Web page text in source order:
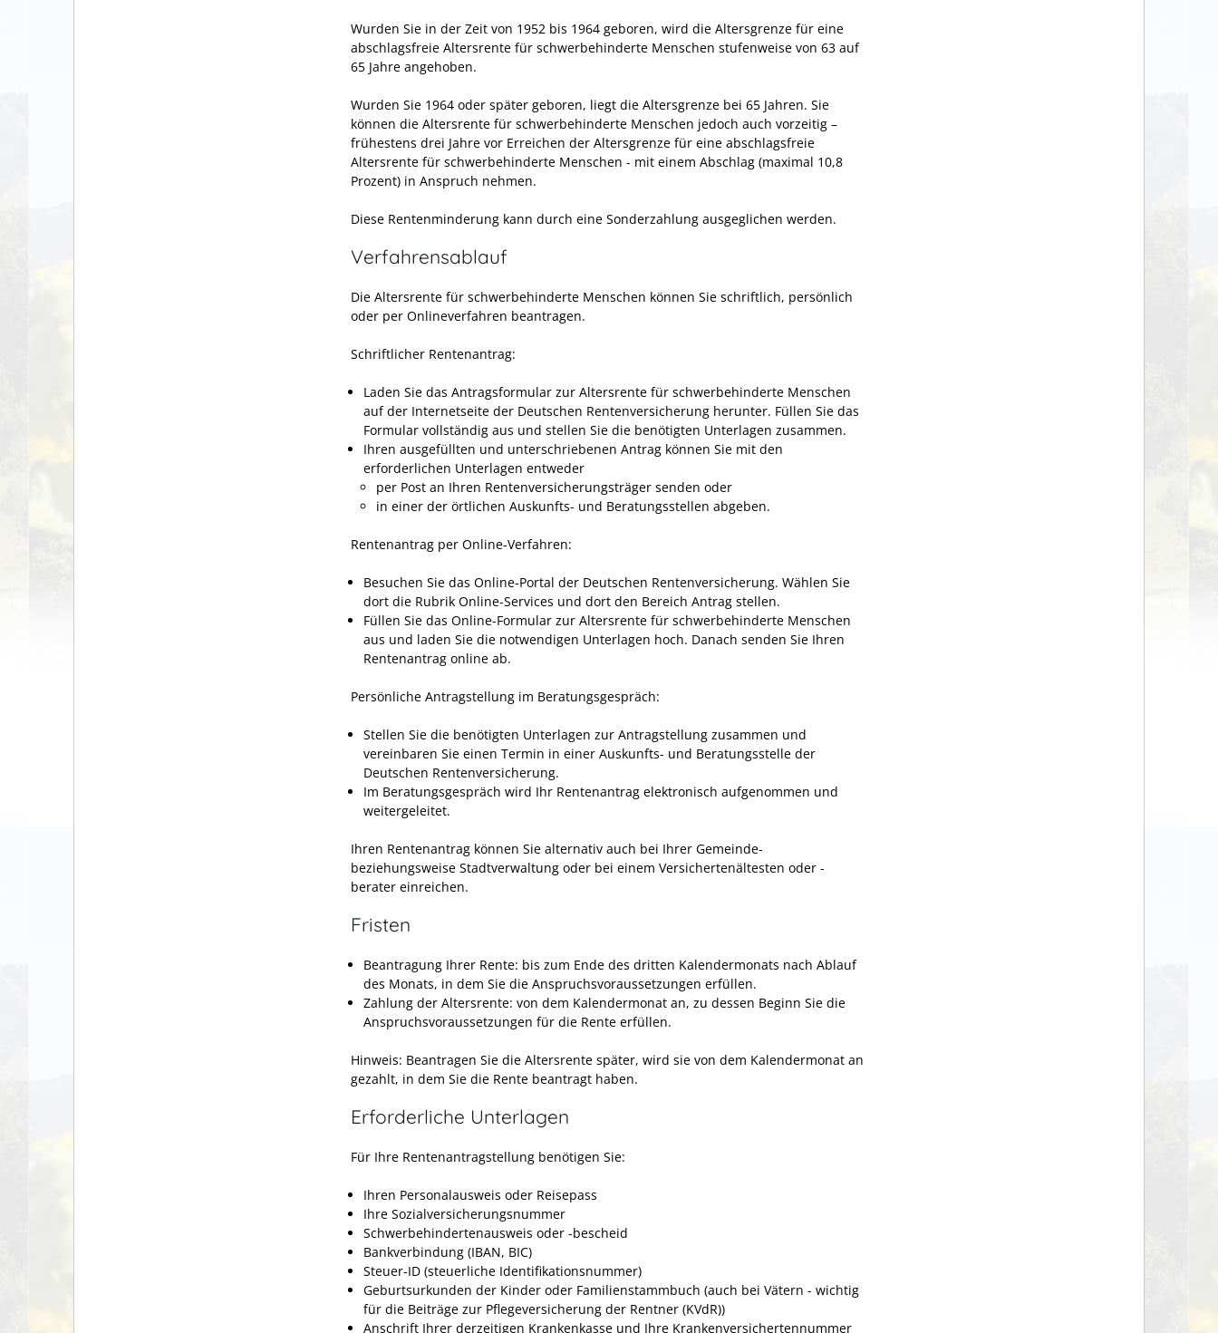
Wurden Sie in der Zeit von 1952 bis 1964 geboren, wird die Altersgrenze für eine
abschlagsfreie Altersrente für schwerbehinderte Menschen stufenweise von 63 auf
65 Jahre angehoben.
Wurden Sie 1964 oder später geboren, liegt die Altersgrenze bei 65 Jahren. Sie
können die Altersrente für schwerbehinderte Menschen jedoch auch vorzeitig –
frühestens drei Jahre vor Erreichen der Altersgrenze für eine abschlagsfreie
Altersrente für schwerbehinderte Menschen - mit einem Abschlag (maximal 10,8
Prozent) in Anspruch nehmen.
Diese Rentenminderung kann durch eine Sonderzahlung ausgeglichen werden.
Verfahrensablauf
Die Altersrente für schwerbehinderte Menschen können Sie schriftlich, persönlich
oder per Onlineverfahren beantragen.
Schriftlicher Rentenantrag:
Laden Sie das Antragsformular zur Altersrente für schwerbehinderte Menschen
auf der Internetseite der Deutschen Rentenversicherung herunter. Füllen Sie das
Formular vollständig aus und stellen Sie die benötigten Unterlagen zusammen.
Ihren ausgefüllten und unterschriebenen Antrag können Sie mit den
erforderlichen Unterlagen entweder
per Post an Ihren Rentenversicherungsträger senden oder
in einer der örtlichen Auskunfts- und Beratungsstellen abgeben.
Rentenantrag per Online-Verfahren:
Besuchen Sie das Online-Portal der Deutschen Rentenversicherung. Wählen Sie
dort die Rubrik Online-Services und dort den Bereich Antrag stellen.
Füllen Sie das Online-Formular zur Altersrente für schwerbehinderte Menschen
aus und laden Sie die notwendigen Unterlagen hoch. Danach senden Sie Ihren
Rentenantrag online ab.
Persönliche Antragstellung im Beratungsgespräch:
Stellen Sie die benötigten Unterlagen zur Antragstellung zusammen und
vereinbaren Sie einen Termin in einer Auskunfts- und Beratungsstelle der
Deutschen Rentenversicherung.
Im Beratungsgespräch wird Ihr Rentenantrag elektronisch aufgenommen und
weitergeleitet.
Ihren Rentenantrag können Sie alternativ auch bei Ihrer Gemeinde-
beziehungsweise Stadtverwaltung oder bei einem Versichertenältesten oder -
berater einreichen.
Fristen
Beantragung Ihrer Rente: bis zum Ende des dritten Kalendermonats nach Ablauf
des Monats, in dem Sie die Anspruchsvoraussetzungen erfüllen.
Zahlung der Altersrente: von dem Kalendermonat an, zu dessen Beginn Sie die
Anspruchsvoraussetzungen für die Rente erfüllen.
Hinweis: Beantragen Sie die Altersrente später, wird sie von dem Kalendermonat an
gezahlt, in dem Sie die Rente beantragt haben.
Erforderliche Unterlagen
Für Ihre Rentenantragstellung benötigen Sie:
Ihren Personalausweis oder Reisepass
Ihre Sozialversicherungsnummer
Schwerbehindertenausweis oder -bescheid
Bankverbindung (IBAN, BIC)
Steuer-ID (steuerliche Identifikationsnummer)
Geburtsurkunden der Kinder oder Familienstammbuch (auch bei Vätern - wichtig
für die Beiträge zur Pflegeversicherung der Rentner (KVdR))
Anschrift Ihrer derzeitigen Krankenkasse und Ihre Krankenversichertennummer